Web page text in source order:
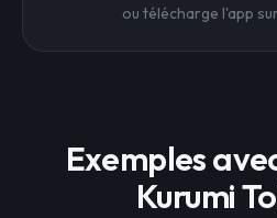
ou télécharge l'app sur
Exemples
Kurumi